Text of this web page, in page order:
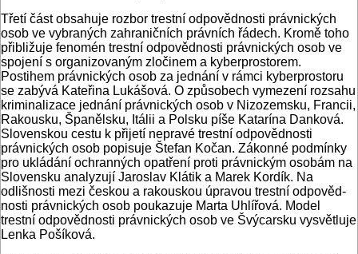
Třetí část obsahuje rozbor trestní odpo­vědnosti právnických
osob ve vybraných zahraničních právních řádech. Kromě toho
přibližuje fenomén trestní odpověd­nosti právnických osob ve
spojení s orga­nizovaným zločinem a kyberprostorem.
Postihem právnických osob za jednání v rámci kyberprostoru
se zabývá Kateři­na Lukášová. O způsobech vymezení roz­sahu
kriminalizace jednání právnických osob v Nizozemsku, Francii,
Rakousku, Španělsku, Itálii a Polsku píše Katarína Danková.
Slovenskou cestu k přijetí nepravé trestní odpovědnosti
právnic­kých osob popisuje Štefan Kočan. Zá­konné podmínky
pro ukládání ochran­ných opatření proti právnickým osobám na
Slovensku analyzují Jaroslav Klátik a Marek Kordík. Na
odlišnosti mezi čes­kou a rakouskou úpravou trestní odpověd­
nosti právnických osob poukazuje Mar­ta Uhlířová. Model
trestní odpovědnosti právnických osob ve Švýcarsku vysvět­luje
Lenka Pošíková.